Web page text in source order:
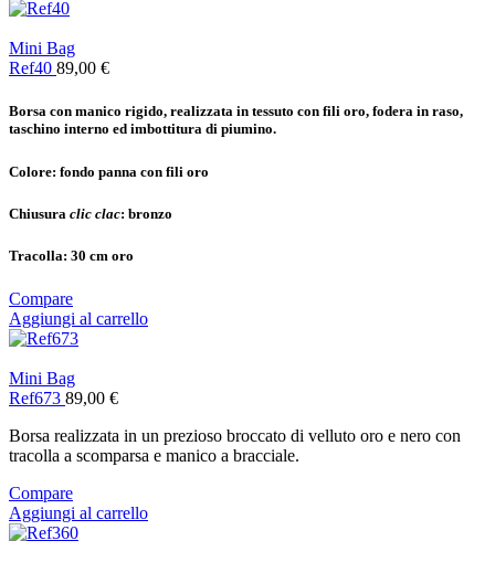
Mini Bag
Ref40 89,00 €
Borsa con manico rigido, realizzata in tessuto con fili oro, fodera in raso,
taschino interno ed imbottitura di piumino.
Colore: fondo panna con fili oro
Chiusura clic clac: bronzo
Tracolla: 30 cm oro
Compare
Aggiungi al carrello
Mini Bag
Ref673 89,00 €
Borsa realizzata in un prezioso broccato di velluto oro e nero con
tracolla a scomparsa e manico a bracciale.
Compare
Aggiungi al carrello